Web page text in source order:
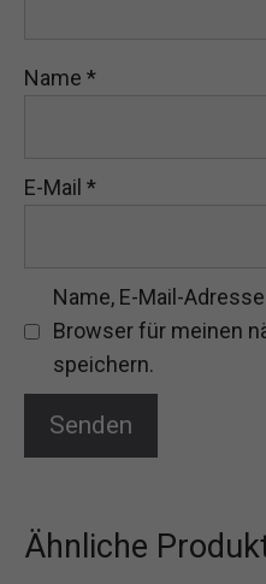
Name *
E-Mail *
Name, E-Mail-
Browser für meinen
speichern.
Ähnliche